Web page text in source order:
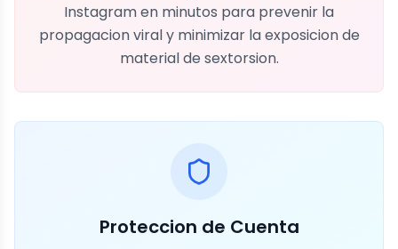
Instagram en minutos para prevenir la
propagacion viral y minimizar la exposicion de
material de sextorsion.
Proteccion de Cuenta